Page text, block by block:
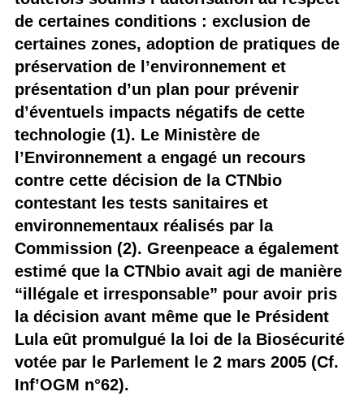
de certaines conditions : exclusion de
certaines zones, adoption de pratiques de
préservation de l’environnement et
présentation d’un plan pour prévenir
d’éventuels impacts négatifs de cette
technologie (1). Le Ministère de
l’Environnement a engagé un recours
contre cette décision de la CTNbio
contestant les tests sanitaires et
environnementaux réalisés par la
Commission (2). Greenpeace a également
estimé que la CTNbio avait agi de manière
“illégale et irresponsable” pour avoir pris
la décision avant même que le Président
Lula eût promulgué la loi de la Biosécurité
votée par le Parlement le 2 mars 2005 (Cf.
Inf’OGM n°62).